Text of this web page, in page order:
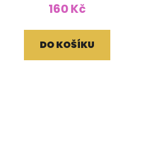
160 Kč
DO KOŠÍKU